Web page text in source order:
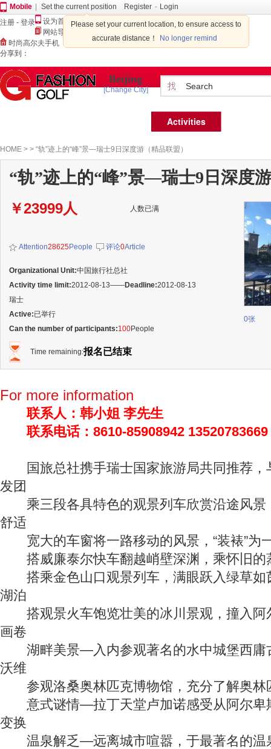
Mobile Set the current position
Please set your current location, to ensure access to
accurate distance！
No longer remind
Register - Login
注册 - 登录
设为首页
网站导航
时尚高尔夫手机
分享到：
Beijing
[Change City]
Activities
HOME > > “轨”迹上的“峰”景—瑞士9日深度游（精品联盟）
“轨”迹上的“峰”景—瑞士9日深度
￥23999人 人数已满
Attention28625People 评论0Article
Organizational Unit:中国旅行社总社
Activity time limit:2012-08-13——Deadline:2012-08-13
瑞士
Active:已举行
Can the number of participants:100People
Time remaining:报名已结束
0张
For more information
联系人：韩小姐 李先生
联系电话：8610-85908942 13520783669
国旅总社携手瑞士国家旅游局共同推荐，
发团
乘三段各具特色的观景列车欣赏沿途风景
舒适
宽大的车窗将一路移动的风景，“装裱”为
搭威廉泰尔快车翻越峭壁深渊，乘怀旧的
搭乘金色山口观景列车，满眼跃入绿草如
湖泊
搭观景火车饱览壮美的冰川景观，撞入阿
画卷
湖畔美景—入内参观著名的水中城堡西庸
沃维
参观洛桑奥林匹克博物馆，充分了解奥林
意式谜情—拉丁天堂卢加诺感受从阿尔卑
变换
温泉解乏—远离城市喧嚣，于最著名的温